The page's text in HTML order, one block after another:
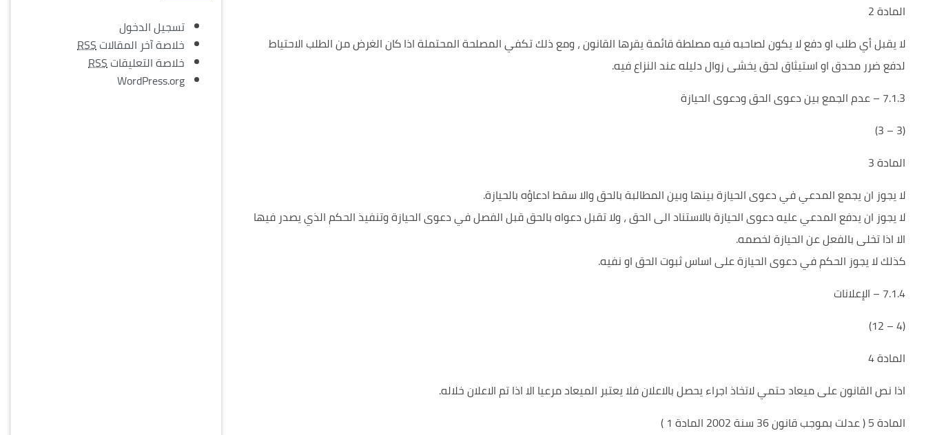
المادة 2
لا يقبل أي طلب او دفع لا يكون لصاحبه فيه مصلطة قائمة يقرها القانون ، ومع ذلك تكفي المصلحة المحتملة اذا كان الغرض من الطلب الاحتياط
لدفع ضرر محدق او استيثاق لحق يخشى زوال دليله عند النزاع فيه.
7.1.3 – عدم الجمع بين دعوى الحق ودعوى الحيازة
(3 – 3)
المادة 3
لا يجوز ان يجمع المدعي في دعوى الحيازة بينها وبين المطالبة بالحق والا سقط ادعاؤه بالحيازة.
لا يجوز ان يدفع المدعي عليه دعوى الحيازة بالاستناد الى الحق ، ولا تقبل دعواه بالحق قبل الفصل في دعوى الحيازة وتنفيذ الحكم الذي يصدر فيها
الا اذا تخلى بالفعل عن الحيازة لخصمه.
كذلك لا يجوز الحكم في دعوى الحيازة على اساس ثبوت الحق او نفيه.
7.1.4 – الإعلانات
(4 – 12)
المادة 4
اذا نص القانون على ميعاد حتمي لاتخاذ اجراء يحصل بالاعلان فلا يعتبر الميعاد مرعيا الا اذا تم الاعلان خلاله.
المادة 5 ( عدلت بموجب قانون 36 سنة 2002 المادة 1 )
تسجيل الدخول
خلاصة آخر المقالاتRSS
خلاصة التعليقاتRSS
WordPress.org